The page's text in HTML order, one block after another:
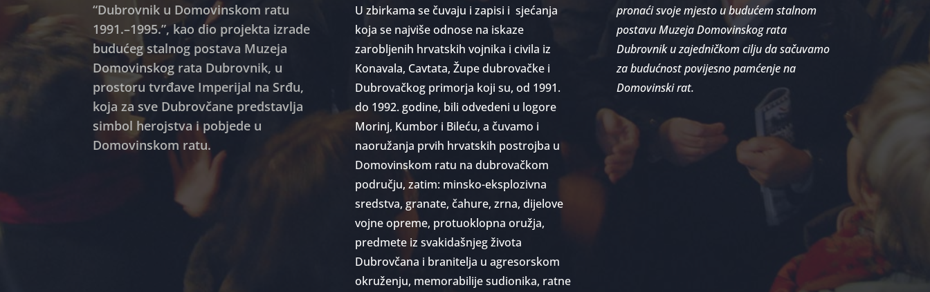
“Dubrovnik u Domovinskom ratu
1991.–1995.”, kao dio projekta izrade
budućeg stalnog postava Muzeja
Domovinskog rata Dubrovnik, u
prostoru tvrđave Imperijal na Srđu,
koja za sve Dubrovčane predstavlja
simbol herojstva i pobjede u
Domovinskom ratu.
U zbirkama se čuvaju i zapisi i sjećanja
koja se najviše odnose na iskaze
zarobljenih hrvatskih vojnika i civila iz
Konavala, Cavtata, Župe dubrovačke i
Dubrovačkog primorja koji su, od 1991.
do 1992. godine, bili odvedeni u logore
Morinj, Kumbor i Bileću, a čuvamo i
naoružanja prvih hrvatskih postrojba u
Domovinskom ratu na dubrovačkom
području, zatim: minsko-eksplozivna
sredstva, granate, čahure, zrna, dijelove
vojne opreme, protuoklopna oružja,
predmete iz svakidašnjeg života
Dubrovčana i branitelja u agresorskom
okruženju, memorabilije sudionika, ratne
pronaći svoje mjesto u budućem stalnom
postavu Muzeja Domovinskog rata
Dubrovnik u zajedničkom cilju da sačuvamo
za budućnost povijesno pamćenje na
Domovinski rat.